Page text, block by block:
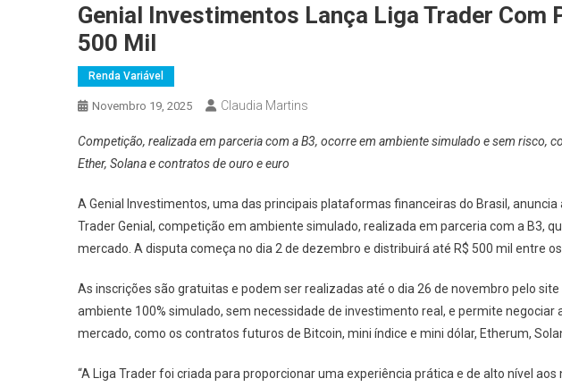
Genial Investimentos Lança Liga Trader Com
500 Mil
Renda Variável
Novembro 19, 2025 Claudia Martins
Competição, realizada em parceria com a B3, ocorre em ambiente simulado e sem risco,
Ether, Solana e contratos de ouro e euro
A Genial Investimentos, uma das principais plataformas financeiras do Brasil,
Trader Genial, competição em ambiente simulado, realizada em parceria com a B3,
mercado. A disputa começa no dia 2 de dezembro e distribuirá até R$ 500 mil entre
As inscrições são gratuitas e podem ser realizadas até o dia 26 de novembro pelo
ambiente 100% simulado, sem necessidade de investimento real, e permite negociar
mercado, como os contratos futuros de Bitcoin, mini índice e mini dólar, Etherum,
“A Liga Trader foi criada para proporcionar uma experiência prática e de alto nível